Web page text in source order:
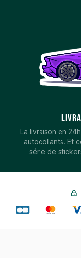
La livraison en 24h
autocollants. Et
série de